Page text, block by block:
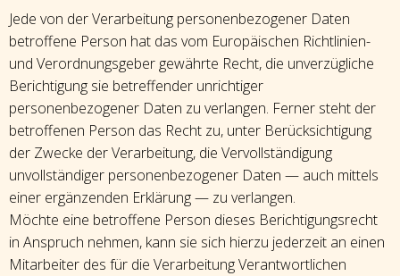
Jede von der Verarbeitung personenbezogener Daten
betroffene Person hat das vom Europäischen Richtlinien-
und Verordnungsgeber gewährte Recht, die unverzügliche
Berichtigung sie betreffender unrichtiger
personenbezogener Daten zu verlangen. Ferner steht der
betroffenen Person das Recht zu, unter Berücksichtigung
der Zwecke der Verarbeitung, die Vervollständigung
unvollständiger personenbezogener Daten — auch mittels
einer ergänzenden Erklärung — zu verlangen.
Möchte eine betroffene Person dieses Berichtigungsrecht
in Anspruch nehmen, kann sie sich hierzu jederzeit an einen
Mitarbeiter des für die Verarbeitung Verantwortlichen